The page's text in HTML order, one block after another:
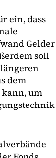
ein, dass
Gelder
soll
dem
um